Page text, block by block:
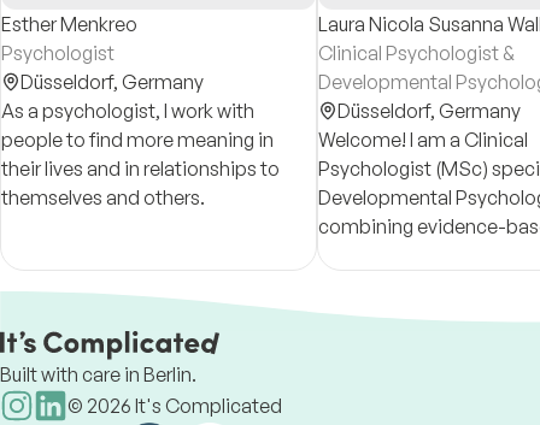
Esther Menkreo
Psychologist
Düsseldorf, Germany
As a psychologist, I work with
people to find more meaning in
their lives and in relationships to
themselves and others.
Laura Nicola Susanna
Clinical Psychologist &
Developmental
Düsseldorf, Germany
Welcome! I am a Clinical
Psychologist (MSc)
Developmental
combining evidence-
methods with an
Built with care in Berlin.
© 2026 It's Complicated